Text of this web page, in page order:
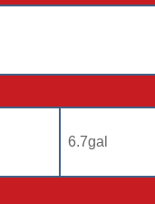
6.7gal